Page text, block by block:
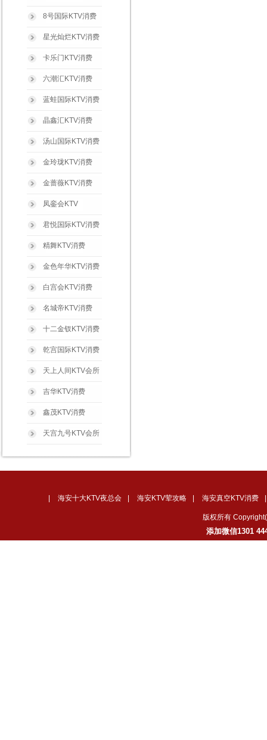
8号国际KTV消费
星光灿烂KTV消费
卡乐门KTV消费
六潮汇KTV消费
蓝蛙国际KTV消费
晶鑫汇KTV消费
汤山国际KTV消费
金玲珑KTV消费
金蔷薇KTV消费
凤銮会KTV
君悦国际KTV消费
精舞KTV消费
金色年华KTV消费
白宫会KTV消费
名城帝KTV消费
十二金钗KTV消费
乾宫国际KTV消费
天上人间KTV会所
吉华KTV消费
鑫茂KTV消费
天宫九号KTV会所
海安十大KTV夜总会 海安KTV荤攻略 海安真空KTV消费
版权所有
添加微信1301